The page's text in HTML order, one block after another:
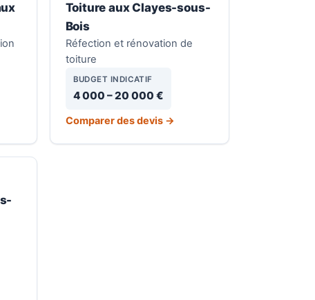
Toiture aux Clayes-sous-
Bois
Réfection et rénovation de
toiture
BUDGET INDICATIF
4 000 – 20 000 €
Comparer des devis →